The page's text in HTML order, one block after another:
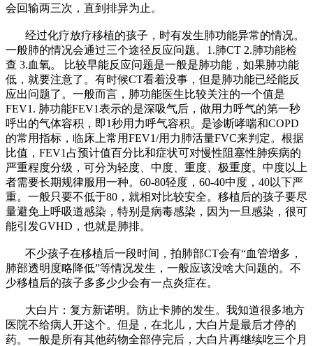
会回输两三次，直到排异为止。
经过化疗放疗移植的孩子，时有发生肺功能异常的情况。
一般肺的情况会通过三个途径反应问题。1.肺CT 2.肺功能检
查 3.血氧。 比较早能反应问题是一般是肺功能，如果肺功能
低，就要注意了。有时候CT看着没事，但是肺功能已经能反
应出问题了。一般而言，肺功能医生比较关注的一个值是
FEV1. 肺功能FEV1表示的是深吸气后，做用力呼气的第一秒
呼出的气体容积，即1秒用力呼气容积。是诊断哮喘和COPD
的常用指标，临床上常用FEV1/用力肺活量FVC来判定。根据
比值，FEV1占预计值百分比和症状可对慢性阻塞性肺疾病的
严重程度分级，可分为轻度、中度、重度、极重度。中度以上
者需要长期规律服用一种。60-80轻度，60-40中度，40以下严
重。一般只要不低于80，就相对比较安全。移植后的孩子要尽
量避免上呼吸道感染，特别是病毒感染，因为一旦感染，很可
能引发GVHD，也就是肺排。
不少孩子在移植后一段时间，拍肺部CT会有“血管增多，
肺部透明度略降低”等情况发生，一般应该没啥大问题的。不
少移植后的孩子多多少少会有一点炎症在。
大白片：复方新诺明。防止卡肺的发生。我知道很多地方
医院不给病人开这个。但是，在北儿，大白片是最后才停的
药。一般是所有其他药物全部停完后，大白片再继续吃三个月